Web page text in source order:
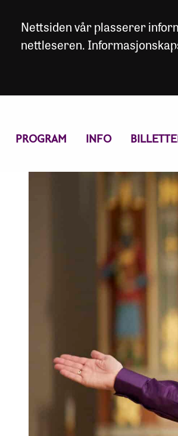
Nettsiden vår plasserer
nettleseren.
PROGRAM INFO